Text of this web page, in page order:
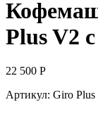
Plus V2
22 500 Р
Артикул: Giro